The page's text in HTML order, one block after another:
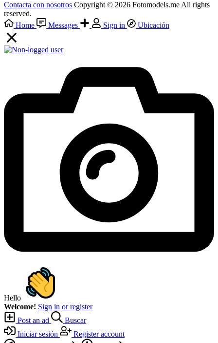
Contacta con nosotros Copyright © 2026 Fotomodels.me All rights
reserved.
Home
Messages Sign in Ubicación
Hello
Welcome! Sign in or register
Post an ad
Buscar
Iniciar sesión
Register account